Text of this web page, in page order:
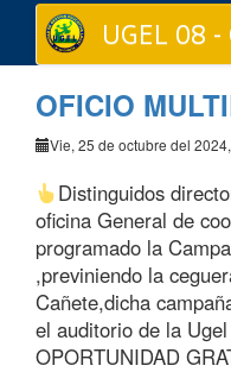
UGEL 08
OFICIO
Vie, 25 de octubre del
Distinguidos
oficina General de
programado la
,previniendo la
Cañete,dicha
el auditorio de la
OPORTUNIDAD